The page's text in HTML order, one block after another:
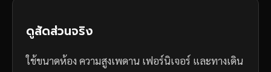
ดูสัดส่วนจริง
ใช้ขนาดห้อง ความสูงเพดาน เฟอร์นิเจอร์ และทางเดิน